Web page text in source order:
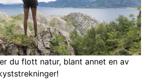
du flott natur, blant annet en av